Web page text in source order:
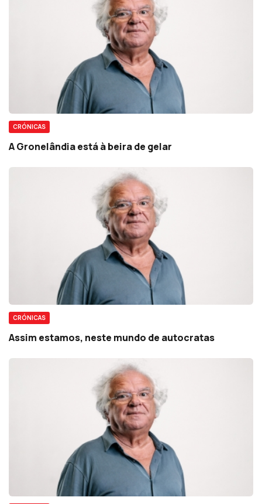
CRÓNICAS
A Gronelândia está à beira de gelar
CRÓNICAS
Assim estamos, neste mundo de autocratas